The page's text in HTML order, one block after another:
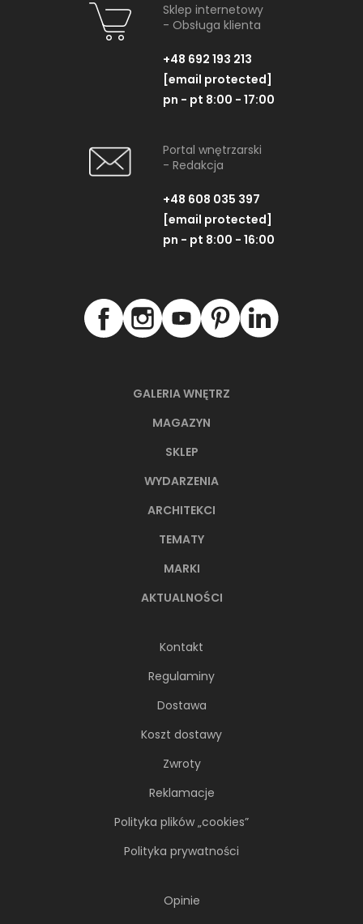
GALERIA WNĘTRZ
MAGAZYN
SKLEP
WYDARZENIA
ARCHITEKCI
TEMATY
MARKI
AKTUALNOŚCI
Kontakt
Regulaminy
Dostawa
Koszt dostawy
Zwroty
Reklamacje
Polityka plików „cookies”
Polityka prywatności
Opinie
Sklep internetowy
- Obsługa klienta
+48 692 193 213
[email protected]
pn - pt 8:00 - 17:00
Portal wnętrzarski
- Redakcja
+48 608 035 397
[email protected]
pn - pt 8:00 - 16:00